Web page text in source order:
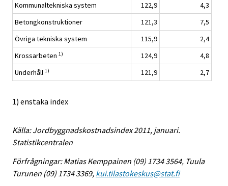
Kommunaltekniska system
122,9
4,3
Betongkonstruktioner
121,3
7,5
Övriga tekniska system
115,9
2,4
Krossarbeten 1) 124,9
4,8
Underhåll 1) 121,9 2,7
1) enstaka index
Källa: Jordbyggnadskostnadsindex 2011, januari.
Statistikcentralen
Förfrågningar: Matias Kemppainen (09) 1734 3564, Tuula
Turunen (09) 1734 3369, kui.tilastokeskus@stat.fi